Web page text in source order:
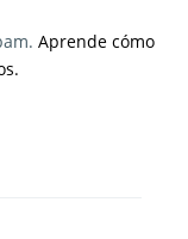
Aprende cómo